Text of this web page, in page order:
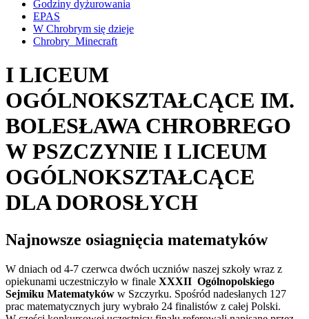
Godziny dyżurowania
EPAS
W Chrobrym się dzieje
Chrobry_Minecraft
I LICEUM
OGÓLNOKSZTAŁCĄCE IM.
BOLESŁAWA CHROBREGO
W PSZCZYNIE I LICEUM
OGÓLNOKSZTAŁCĄCE
DLA DOROSŁYCH
Najnowsze osiagnięcia matematyków
W dniach od 4-7 czerwca dwóch uczniów naszej szkoły wraz z
opiekunami uczestniczyło w finale XXXII Ogólnopolskiego
Sejmiku Matematyków w Szczyrku. Spośród nadesłanych 127
prac matematycznych jury wybrało 24 finalistów z całej Polski.